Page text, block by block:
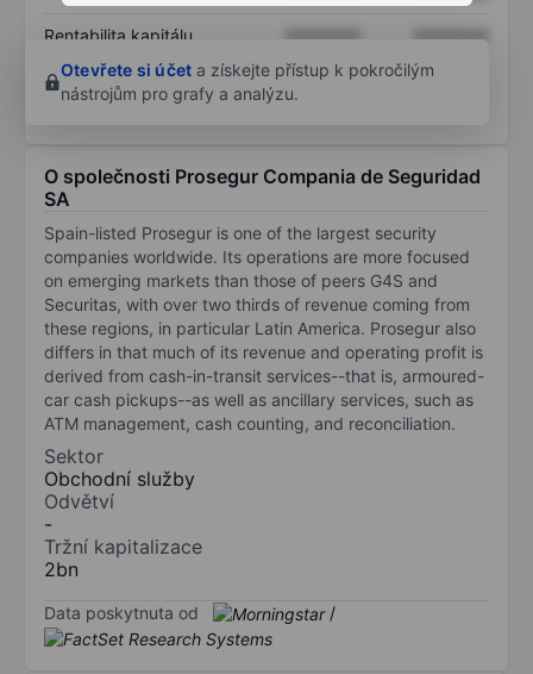
Rentabilita kapitálu XXXXXXX
XXXXXXX
Otevřete si účet a získejte přístup k pokročilým
nástrojům pro grafy a analýzu.
O společnosti Prosegur Compania de Seguridad
SA
Spain-listed Prosegur is one of the largest security
companies worldwide. Its operations are more focused
on emerging markets than those of peers G4S and
Securitas, with over two thirds of revenue coming from
these regions, in particular Latin America. Prosegur also
differs in that much of its revenue and operating profit is
derived from cash-in-transit services--that is, armoured-
car cash pickups--as well as ancillary services, such as
ATM management, cash counting, and reconciliation.
Sektor
Obchodní služby
Odvětví
-
Tržní kapitalizace
2bn
Data poskytnuta od /